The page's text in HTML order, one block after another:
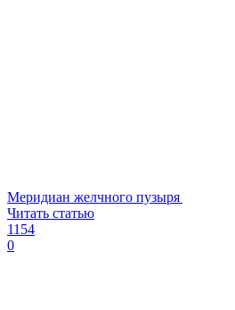
Меридиан желчного пузыря
Читать статью
1154
0